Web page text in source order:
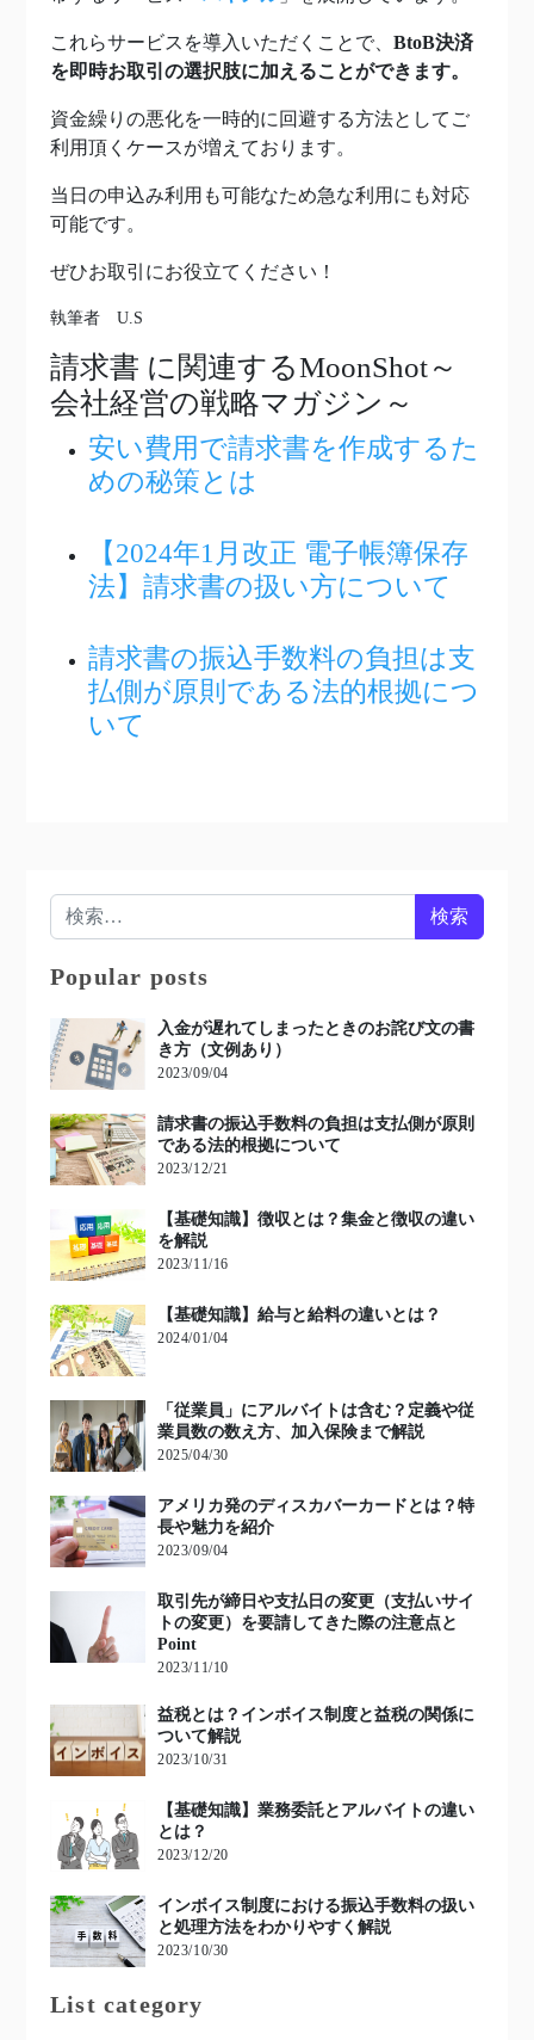
これらサービスを導入いただくことで、 BtoB決済
を即時お取引の選択肢に加えることができます。
資金繰りの悪化を一時的に回避する方法としてご
利用頂くケースが増えております。
当日の申込み利用も可能なため急な利用にも対応
可能です。
ぜひお取引にお役立てください！
執筆者 U.S
請求書 に関連するMoonShot～
会社経営の戦略マガジン～
安い費用で請求書を作成するた
めの秘策とは
【2024年1月改正 電子帳簿保存
法】請求書の扱い方について
請求書の振込手数料の負担は支
払側が原則である法的根拠につ
いて
検索:
Popular posts
入金が遅れてしまったときのお詫び文の書
き方（文例あり）
2023/09/04
請求書の振込手数料の負担は支払側が原則
である法的根拠について
2023/12/21
【基礎知識】徴収とは？集金と徴収の違い
を解説
2023/11/16
【基礎知識】給与と給料の違いとは？
2024/01/04
「従業員」にアルバイトは含む？定義や従
業員数の数え方、加入保険まで解説
2025/04/30
アメリカ発のディスカバーカードとは？特
長や魅力を紹介
2023/09/04
取引先が締日や支払日の変更（支払いサイ
トの変更）を要請してきた際の注意点と
Point
2023/11/10
益税とは？インボイス制度と益税の関係に
ついて解説
2023/10/31
【基礎知識】業務委託とアルバイトの違い
とは？
2023/12/20
インボイス制度における振込手数料の扱い
と処理方法をわかりやすく解説
2023/10/30
List category